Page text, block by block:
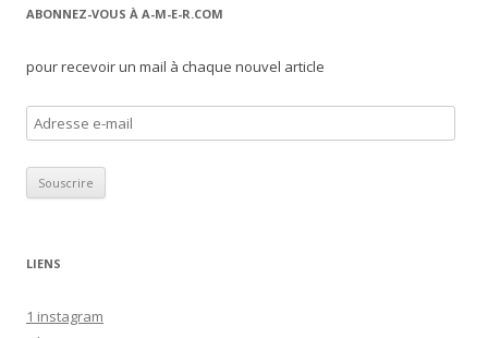
ABONNEZ-VOUS À A-M-E-R.COM
pour recevoir un mail à chaque nouvel article
d
r
e
-
LIENS
1 instagram